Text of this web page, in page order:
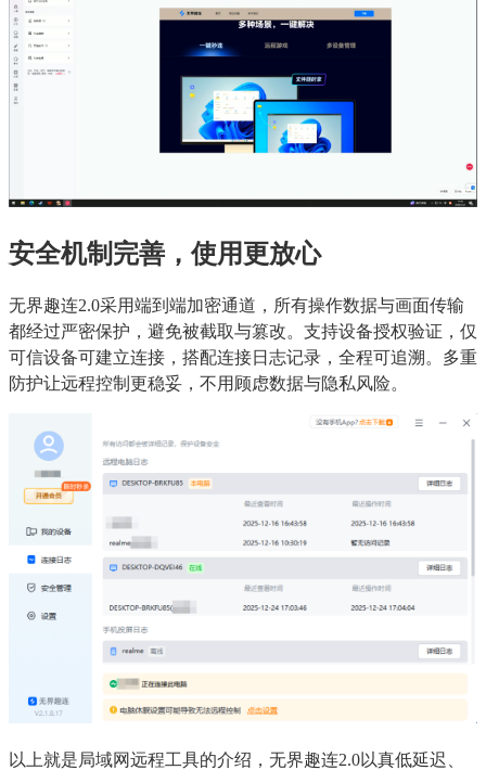
安全机制完善，使用更放心
无界趣连2.0采用端到端加密通道，所有操作数据与画面传输
都经过严密保护，避免被截取与篡改。支持设备授权验证，仅
可信设备可建立连接，搭配连接日志记录，全程可追溯。多重
防护让远程控制更稳妥，不用顾虑数据与隐私风险。
以上就是局域网远程工具的介绍，无界趣连2.0以真低延迟、